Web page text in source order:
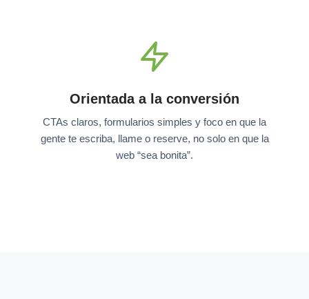
Orientada a la conversión
CTAs claros, formularios simples y foco en que la
gente te escriba, llame o reserve, no solo en que la
web “sea bonita”.